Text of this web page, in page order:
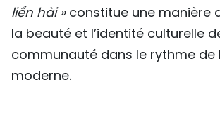
liển hài »constitue une manière
la beauté et l’identité culturelle
communauté dans le rythme de
moderne.